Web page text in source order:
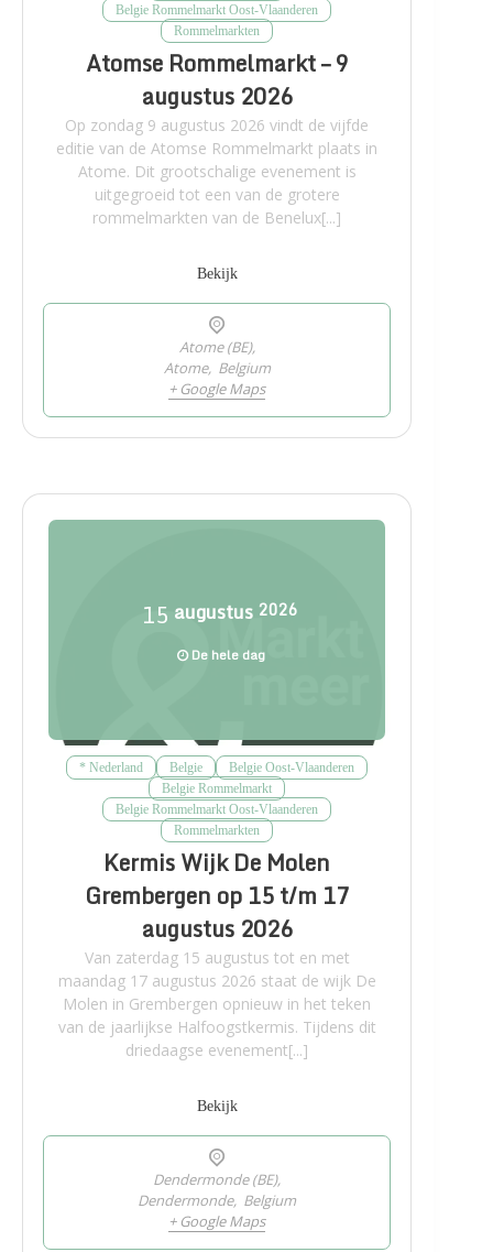
Belgie Rommelmarkt Oost-Vlaanderen
Rommelmarkten
Atomse Rommelmarkt – 9
augustus 2026
Op zondag 9 augustus 2026 vindt de vijfde
editie van de Atomse Rommelmarkt plaats in
Atome. Dit grootschalige evenement is
uitgegroeid tot een van de grotere
rommelmarkten van de Benelux[...]
Bekijk
Atome (BE),
Atome, Belgium
+ Google Maps
15 augustus 2026
De hele dag
* Nederland Belgie
Belgie Oost-Vlaanderen
Belgie Rommelmarkt
Belgie Rommelmarkt Oost-Vlaanderen
Rommelmarkten
Kermis Wijk De Molen
Grembergen op 15 t/m 17
augustus 2026
Van zaterdag 15 augustus tot en met
maandag 17 augustus 2026 staat de wijk De
Molen in Grembergen opnieuw in het teken
van de jaarlijkse Halfoogstkermis. Tijdens dit
driedaagse evenement[...]
Bekijk
Dendermonde (BE),
Dendermonde, Belgium
+ Google Maps